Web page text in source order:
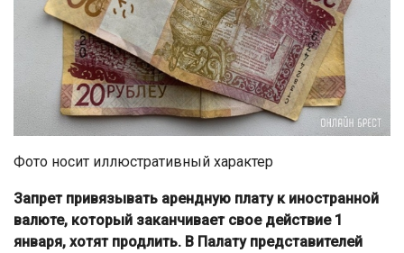
Фото носит иллюстративный характер
Запрет привязывать арендную плату к иностранной
валюте, который заканчивает свое действие 1
января, хотят продлить. В Палату представителей